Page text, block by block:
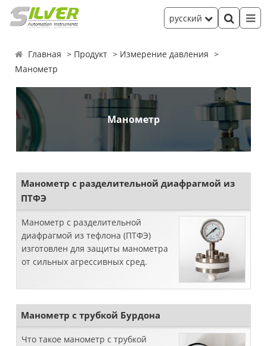
русский
Главная Продукт
Измерение давления
Манометр
Манометр
Манометр с разделительной диафрагмой из
ПТФЭ
Манометр с разделительной
диафрагмой из тефлона (ПТФЭ)
изготовлен для защиты манометра
от сильных агрессивных сред.
Манометр с трубкой Бурдона
Что такое манометр с трубкой